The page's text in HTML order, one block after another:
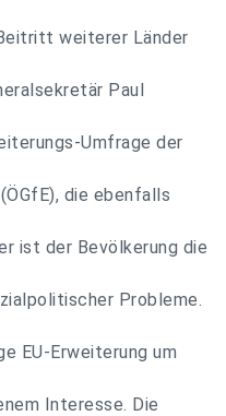
weiterer Länder
Paul
Umfrage der
die ebenfalls
ist der Bevölkerung die
Probleme.
EU-Erweiterung um
Interesse. Die